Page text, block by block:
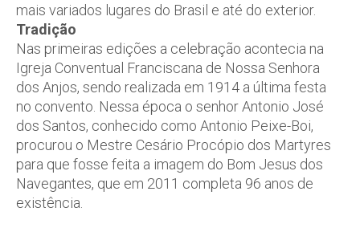
mais variados lugares do Brasil e até do exterior.
Tradição
Nas primeiras edições a celebração acontecia na
Igreja Conventual Franciscana de Nossa Senhora
dos Anjos, sendo realizada em 1914 a última festa
no convento. Nessa época o senhor Antonio José
dos Santos, conhecido como Antonio Peixe-Boi,
procurou o Mestre Cesário Procópio dos Martyres
para que fosse feita a imagem do Bom Jesus dos
Navegantes, que em 2011 completa 96 anos de
existência.